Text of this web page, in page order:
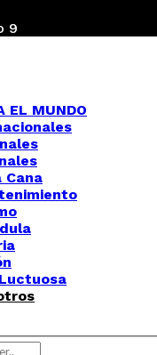
9
EL MUNDO
Cana